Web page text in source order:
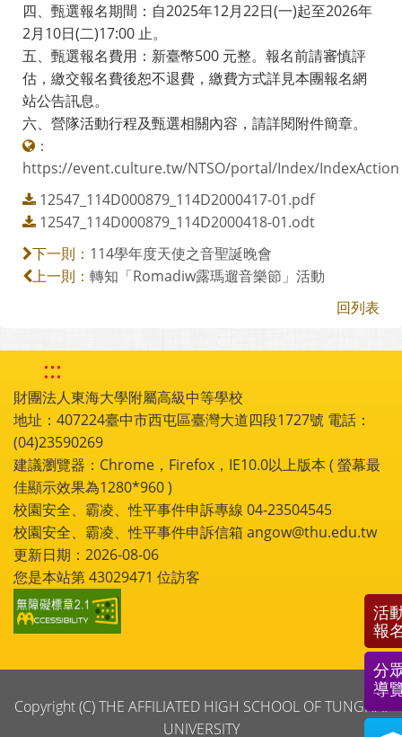
四、甄選報名期間：自2025年12月22日(一)起至2026年
2月10日(二)17:00 止。
五、甄選報名費用：新臺幣500 元整。報名前請審慎評
估，繳交報名費後恕不退費，繳費方式詳見本團報名網
站公告訊息。
六、營隊活動行程及甄選相關內容，請詳閱附件簡章。
：
https://event.culture.tw/NTSO/portal/Index/IndexAction
12547_114D000879_114D2000417-01.pdf
12547_114D000879_114D2000418-01.odt
下一則： 114學年度天使之音聖誕晚會
上一則： 轉知「Romadiw露瑪遛音樂節」活動
回列表
:::
財團法人東海大學附屬高級中等學校
地址：407224臺中市西屯區臺灣大道四段1727號 電話：
(04)23590269
建議瀏覽器：Chrome，Firefox，IE10.0以上版本 ( 螢幕最
佳顯示效果為1280*960 )
校園安全、霸凌、性平事件申訴專線 04-23504545
校園安全、霸凌、性平事件申訴信箱 angow@thu.edu.tw
更新日期：2026-08-06
您是本站第43029471 位訪客
Copyright (C) THE AFFILIATED HIGH SCHOOL OF TUNGHAI
UNIVERSITY
活
報
分
導